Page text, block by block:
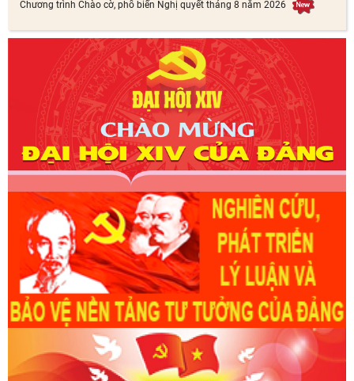
Chương trình Chào cờ, phổ biến Nghị quyết tháng 8 năm 2026